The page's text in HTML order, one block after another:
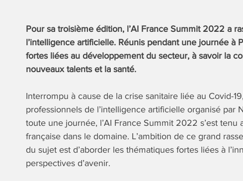
Pour sa troisième édition, l’AI France Summit 2022 a
l’intelligence artificielle. Réunis pendant une journée à
fortes liées au développement du secteur, à savoir la
nouveaux talents et la santé.
Interrompu à cause de la crise sanitaire liée au Covid-
professionnels de l’intelligence artificielle organisé par
toute une journée, l’AI France Summit 2022 s’est tenu
française dans le domaine. L’ambition de ce grand
du sujet est d’aborder les thématiques fortes liées à
perspectives d’avenir.